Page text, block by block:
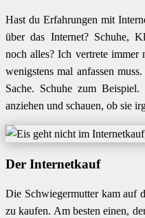
Hast du Erfahrungen mit
über das Internet? Schuhe,
noch alles? Ich vertrete immer
wenigstens mal anfassen
Sache. Schuhe zum
anziehen und schauen, ob sie
Der Internetkauf
Die Schwiegermutter kam auf
zu kaufen. Am besten einen,